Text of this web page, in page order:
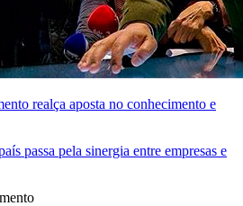
realça aposta no conhecimento e
passa pela sinergia entre empresas e